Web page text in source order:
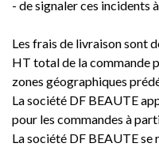
- de signaler ces incidents
Les frais de livraison sont
HT total de la commande
zones géographiques
La société DF BEAUTE
pour les commandes à
La société DF BEAUTE